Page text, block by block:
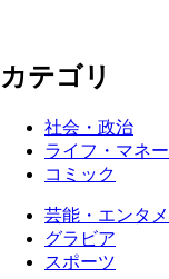
カテゴリ
社会・政治
ライフ・マネー
コミック
芸能・エンタメ
グラビア
スポーツ